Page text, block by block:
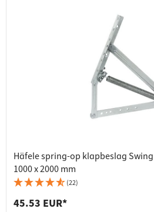
Häfele spring-op klapbeslag
1000 x 2000 mm
(22)
45.53 EUR*